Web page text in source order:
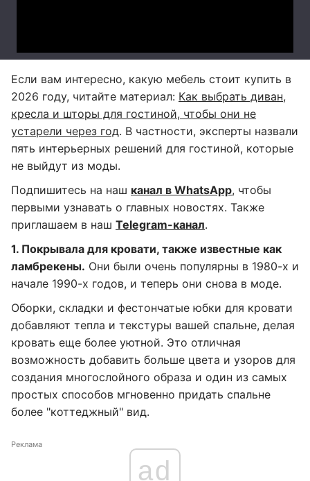
Если вам интересно, какую мебель стоит купить в
2026 году, читайте материал: Как выбрать диван,
кресла и шторы для гостиной, чтобы они не
устарели через год. В частности, эксперты назвали
пять интерьерных решений для гостиной, которые
не выйдут из моды.
Подпишитесь на наш канал в WhatsApp, чтобы
первыми узнавать о главных новостях. Также
приглашаем в наш Telegram-канал.
1. Покрывала для кровати, также известные как
ламбрекены. Они были очень популярны в 1980-х и
начале 1990-х годов, и теперь они снова в моде.
Оборки, складки и фестончатые юбки для кровати
добавляют тепла и текстуры вашей спальне, делая
кровать еще более уютной. Это отличная
возможность добавить больше цвета и узоров для
создания многослойного образа и один из самых
простых способов мгновенно придать спальне
более "коттеджный" вид.
Реклама
ad